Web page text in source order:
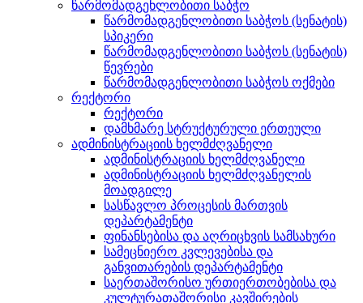
წარმომადგენლობითი საბჭო
წარმომადგენლობითი საბჭოს (სენატის)
სპიკერი
წარმომადგენლობითი საბჭოს (სენატის)
წევრები
წარმომადგენლობითი საბჭოს ოქმები
რექტორი
რექტორი
დამხმარე სტრუქტურული ერთეული
ადმინისტრაციის ხელმძღვანელი
ადმინისტრაციის ხელმძღვანელი
ადმინისტრაციის ხელმძღვანელის
მოადგილე
სასწავლო პროცესის მართვის
დეპარტამენტი
ფინანსებისა და აღრიცხვის სამსახური
სამეცნიერო კვლევებისა და
განვითარების დეპარტამენტი
საერთაშორისო ურთიერთობებისა და
კულტურათაშორისი კავშირების